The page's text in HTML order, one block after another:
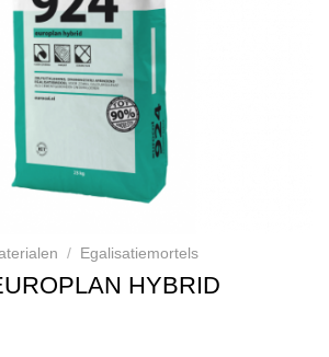
/ Egalisatiemortels
HYBRID